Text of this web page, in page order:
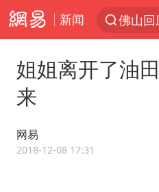
新闻
人贩
姐姐离开了油
来
网易
2018-12-08 17:31